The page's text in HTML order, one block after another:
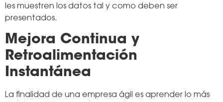
les muestren los datos tal y como deben ser
presentados.
Mejora Continua y
Retroalimentación
Instantánea
La finalidad de una empresa ágil es aprender lo más